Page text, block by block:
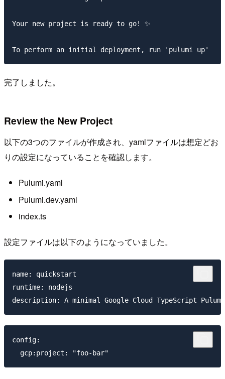
Your new project is ready to go! ✨
完了しました。
Review the New Project
以下の3つのファイルが作成され、yamlファイルは想定どお
りの設定になっていることを確認します。
Pulumi.yaml
Pulumi.dev.yaml
index.ts
設定ファイルは以下のようになっていました。
name: quickstart
runtime: nodejs
config: